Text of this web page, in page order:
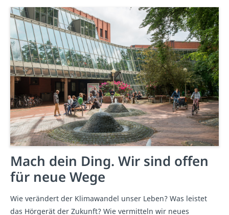
Mach dein Ding. Wir sind offen
für neue Wege
Wie verändert der Klimawandel unser Leben? Was leistet
das Hörgerät der Zukunft? Wie vermitteln wir neues